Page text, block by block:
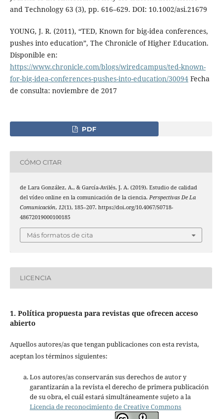
and Technology 63 (3), pp. 616–629. DOI: 10.1002/asi.21679
YOUNG, J. R. (2011), “TED, Known for big-idea conferences,
pushes into education”, The Chronicle of Higher Education.
Disponible en:
https://www.chronicle.com/blogs/wiredcampus/ted-known-
for-big-idea-conferences-pushes-into-education/30094Fecha
de consulta: noviembre de 2017
PDF
CÓMO CITAR
de Lara González, A., & García-Avilés, J. A. (2019). Estudio de calidad
del vídeo online en la comunicación de la ciencia. Perspectivas De La
Comunicación, 12(1), 185–207. https://doi.org/10.4067/S0718-
48672019000100185
Más formatos de cita
LICENCIA
1. Política propuesta para revistas que ofrecen acceso
abierto
Aquellos autores/as que tengan publicaciones con esta revista,
aceptan los términos siguientes:
Los autores/as conservarán sus derechos de autor y
garantizarán a la revista el derecho de primera publicación
de su obra, el cuál estará simultáneamente sujeto a la
Licencia de reconocimiento de Creative Commons